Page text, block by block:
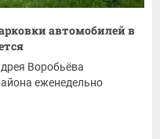
автомобилей в
Воробьёва
еженедельно